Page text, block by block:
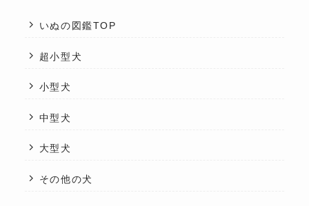
いぬの図鑑TOP
超小型犬
小型犬
中型犬
大型犬
その他の犬